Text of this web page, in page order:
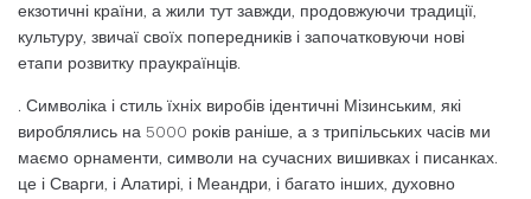
екзотичні країни, а жили тут завжди, продовжуючи традиції,
культуру, звичаї своїх попередників і започатковуючи нові
етапи розвитку праукраїнців.
. Символіка і стиль їхніх виробів ідентичні Мізинським, які
вироблялись на 5000 років раніше, а з трипільських часів ми
маємо орнаменти, символи на сучасних вишивках і писанках.
це і Сварги, і Алатирі, і Меандри, і багато інших, духовно